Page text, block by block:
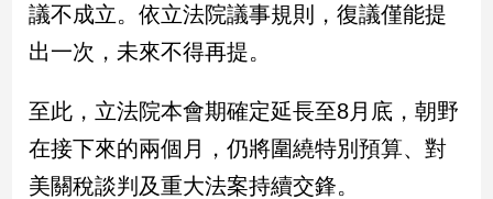
專
區
南
台
灣
議不成立。依立法院議事規則，復議僅能提
出一次，未來不得再提。
至此，立法院本會期確定延長至8月底，朝野
在接下來的兩個月，仍將圍繞特別預算、對
美關稅談判及重大法案持續交鋒。